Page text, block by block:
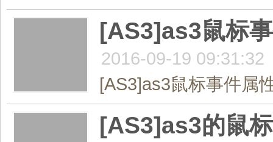
防下载/防盗录/防录屏/防篡改
帮助企业视频
工作汇报
年会节目
[AS3]as3鼠标
2016-09-19 09:31:32
[AS3]as3鼠标事件属
[AS3]as3的鼠